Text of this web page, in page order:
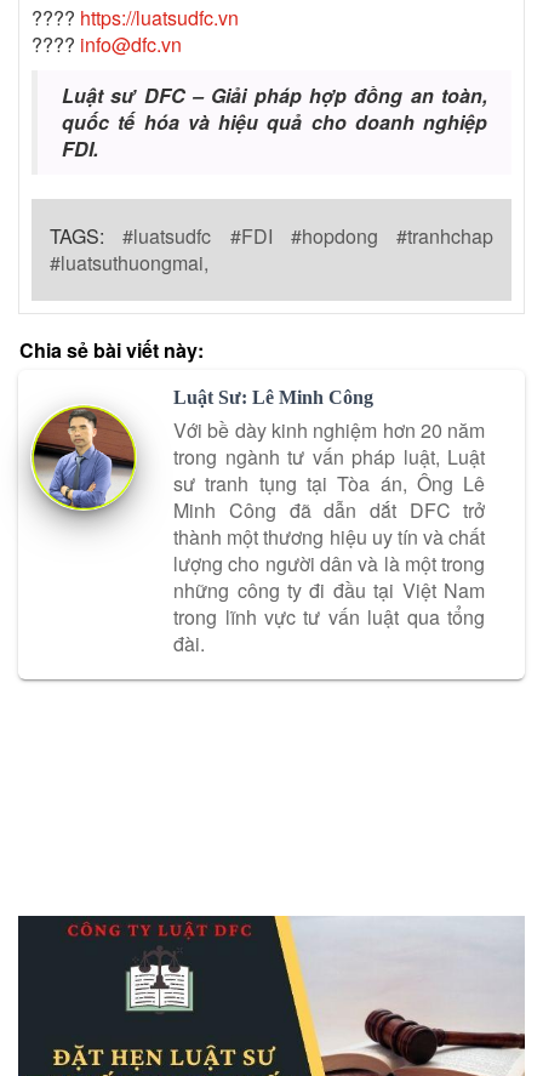
???? https://luatsudfc.vn
???? info@dfc.vn
Luật sư DFC – Giải pháp hợp đồng an toàn,
quốc tế hóa và hiệu quả cho doanh nghiệp
FDI.
TAGS:#luatsudfc #FDI #hopdong #tranhchap
#luatsuthuongmai,
Chia sẻ bài viết này:
Luật Sư: Lê Minh Công
Với bề dày kinh nghiệm hơn 20 năm
trong ngành tư vấn pháp luật, Luật
sư tranh tụng tại Tòa án, Ông Lê
Minh Công đã dẫn dắt DFC trở
thành một thương hiệu uy tín và chất
lượng cho người dân và là một trong
những công ty đi đầu tại Việt Nam
trong lĩnh vực tư vấn luật qua tổng
đài.